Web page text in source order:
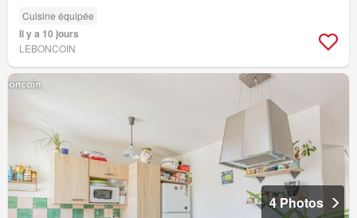
Cuisine équipée
Il y a 10 jours
LEBONCOIN
4 Photos